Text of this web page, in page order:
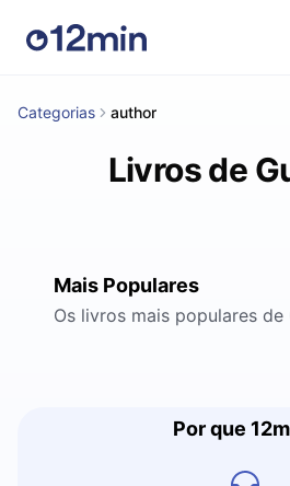
Categorias author
Livros de
Mais Populares
Os livros mais populares de
Por que